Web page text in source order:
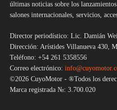
últimas noticias sobre los
salones internacionales, servicios,
Director periodístico: Lic. Damián
Dirección: Arístides Villanueva 430,
Teléfono: +54 261 5358556
Correo electrónico:
©2026 CuyoMotor - ®Todos los
Marca registrada №: 3.700.020